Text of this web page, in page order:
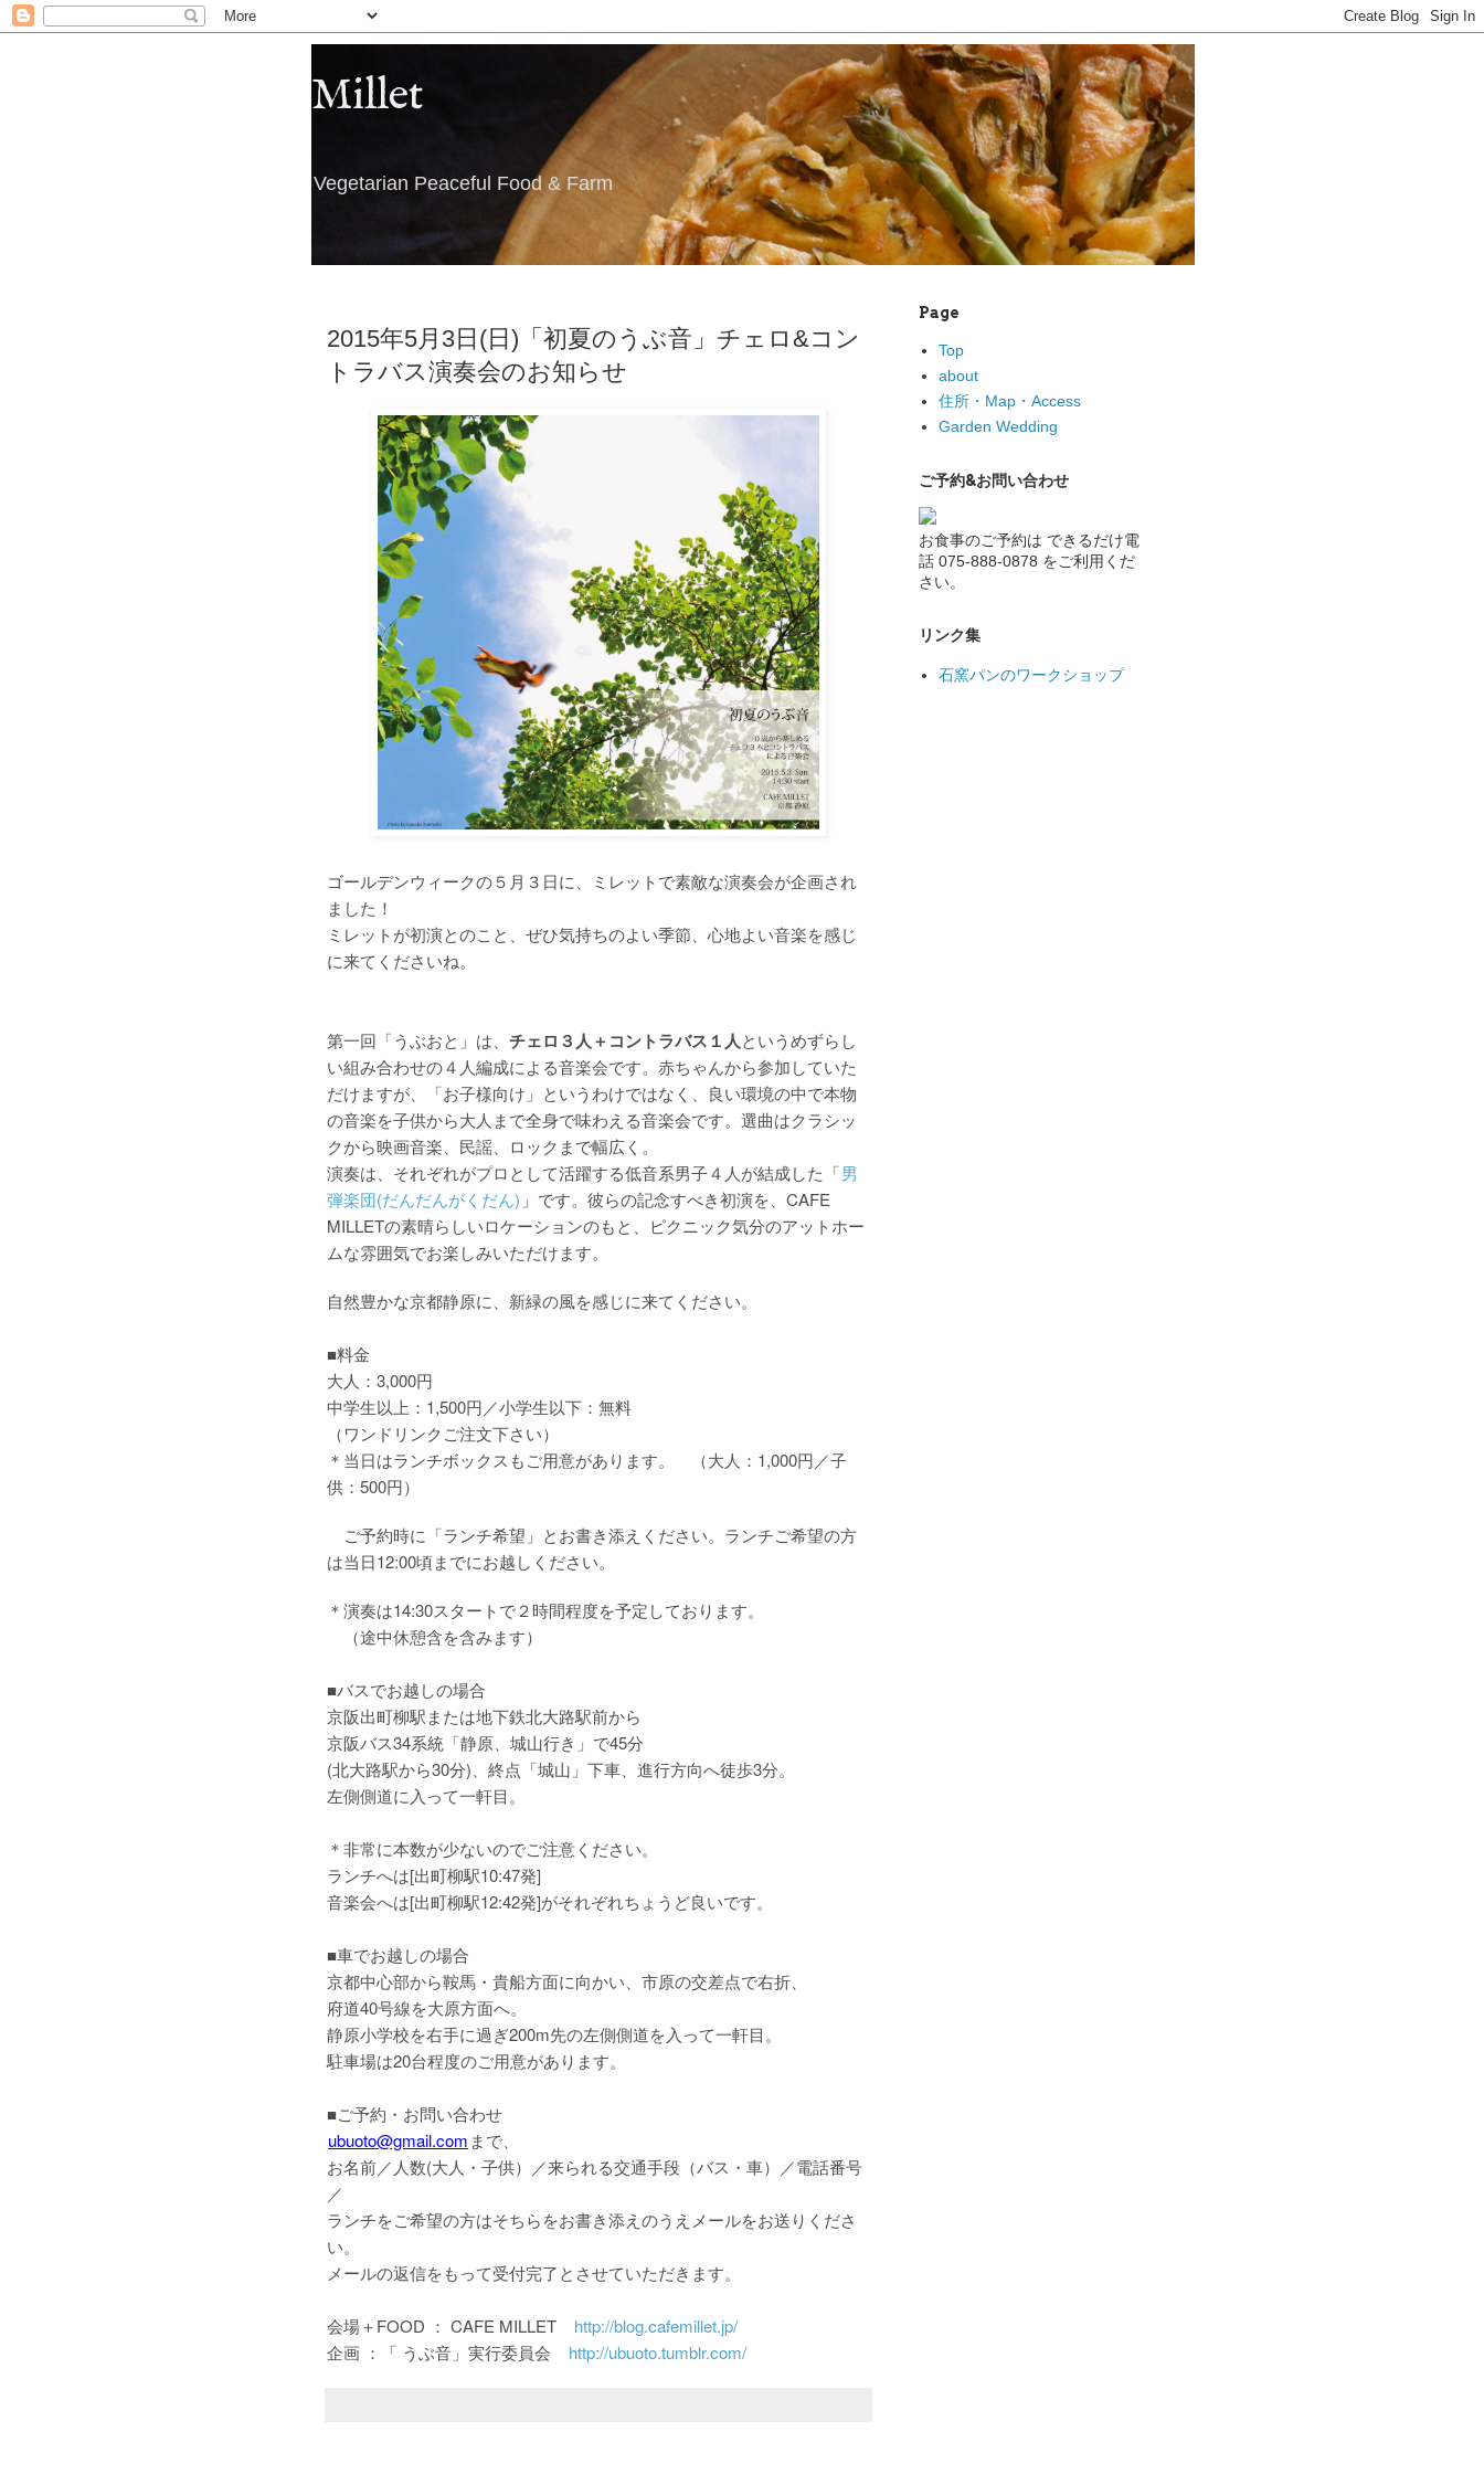
Millet
Vegetarian Peaceful Food & Farm
2015年5月3日(日)「初夏のうぶ音」チェロ&コン
トラバス演奏会のお知らせ
ゴールデンウィークの５月３日に、ミレットで素敵な演奏会が企画され
ました！
ミレットが初演とのこと、ぜひ気持ちのよい季節、心地よい音楽を感じ
に来てくださいね。
第一回「うぶおと」は、 チェロ３人＋コントラバス１人というめずらし
い組み合わせの４人編成による音楽会です。赤ちゃんから参加していた
だけますが、「お子様向け」というわけではなく、良い環境の中で本物
の音楽を子供から大人まで全身で味わえる音楽会です。選曲はクラシッ
クから映画音楽、民謡、ロックまで幅広く。
演奏は、それぞれがプロとして活躍する低音系男子４人が結成した「男
弾楽団(だんだんがくだん) 」です。彼らの記念すべき初演を、CAFE
MILLETの素晴らしいロケーションのもと、ピクニック気分のアットホー
ムな雰囲気でお楽しみいただけます。
自然豊かな京都静原に、新緑の風を感じに来てください。
■料金
大人：3,000円
中学生以上：1,500円／小学生以下：無料
（ワンドリンクご注文下さい）
＊当日はランチボックスもご用意があります。
（大人：1,000円／子
供：500円）
ご予約時に「ランチ希望」とお書き添えください。 ランチご希望の方
は当日12:00頃までにお越しください。
＊演奏は14:30スタートで２時間程度を予定しております。
（途中休憩含を含みます）
■バスでお越しの場合
京阪出町柳駅または地下鉄北大路駅前から
京阪バス34系統「静原、城山行き」で45分
(北大路駅から30分)、終点「城山」下車、進行方向へ徒歩3分。
左側側道に入って一軒目。
＊非常に本数が少ないのでご注意ください。
ランチへは[出町柳駅10:47発]
音楽会へは[出町柳駅12:42発]がそれぞれちょうど良いです。
■車でお越しの場合
京都中心部から鞍馬・貴船方面に向かい、市原の交差点で右折、
府道40号線を大原方面へ。
静原小学校を右手に過ぎ200m先の左側側道を入って一軒目。
駐車場は20台程度のご用意があります。
■ご予約・お問い合わせ
ubuoto@gmail.com まで、
お名前／人数(大人・子供）／来られる交通手段（バス・車）／電話番号
／
ランチをご希望の方はそちらをお書き添えのうえメールをお送りくださ
い。
メールの返信をもって受付完了とさせていただきます。
会場＋FOOD ： CAFE MILLET http://blog.cafemillet.jp/
企画 ：「 うぶ音」実行委員会 http://ubuoto.tumblr.com/
Page
Top
about
住所・Map・Access
Garden Wedding
ご予約&お問い合わせ
お食事のご予約は できるだけ電
話 075-888-0878 をご利用くだ
さい。
リンク集
石窯パンのワークショップ